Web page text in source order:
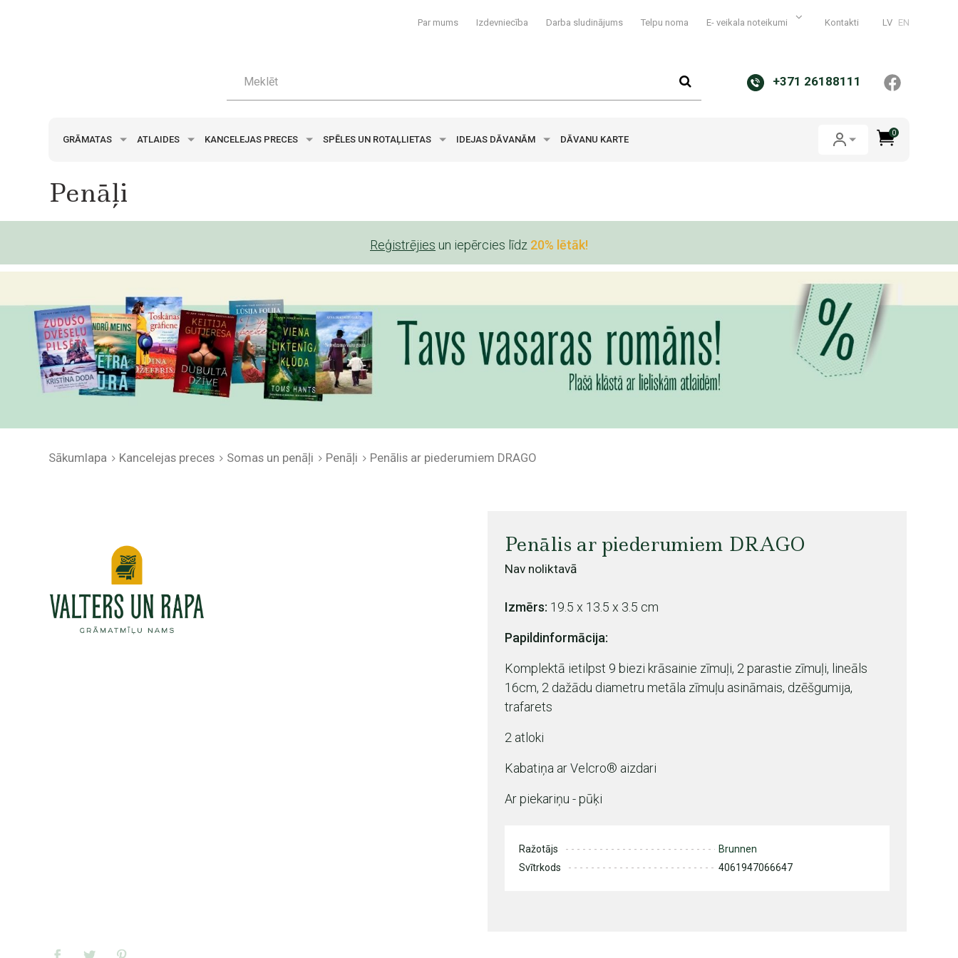
Par mums Izdevniecība Darba sludinājums Telpu noma E- veikala noteikumi Kontakti LV EN
+371 26188111
GRĀMATAS ATLAIDES KANCELEJAS PRECES SPĒLES UN ROTAĻLIETAS IDEJAS DĀVANĀM DĀVANU KARTE
0
Penāļi
Reģistrējies un iepērcies līdz 20% lētāk!
Sākumlapa Kancelejas preces Somas un penāļi Penāļi Penālis ar piederumiem DRAGO
Penālis ar piederumiem DRAGO
Nav noliktavā
Izmērs: 19.5 x 13.5 x 3.5 cm
Papildinformācija:
Komplektā ietilpst 9 biezi krāsainie zīmuļi, 2 parastie zīmuļi, lineāls
16cm, 2 dažādu diametru metāla zīmuļu asināmais, dzēšgumija,
trafarets
2 atloki
Kabatiņa ar Velcro® aizdari
Ar piekariņu - pūķi
Ražotājs
Brunnen
Svītrkods
4061947066647